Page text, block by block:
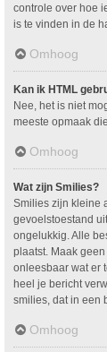
controle over hoe
is te vinden in de
Omhoog
Kan ik HTML
Nee, het is niet
meeste opmaak
Omhoog
Wat zijn Smilies?
Smilies zijn kleine
gevoelstoestand
ongelukkig. Alle
plaatst. Maak
onleesbaar wat er
heel je bericht
smilies, dat in een
Omhoog